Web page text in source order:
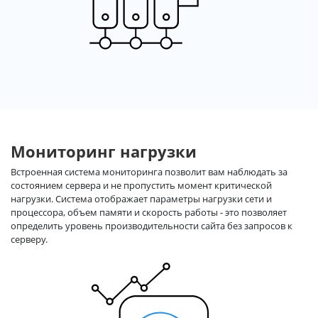
Мониторинг нагрузки
Встроенная система мониторинга позволит вам наблюдать за
состоянием сервера и не пропустить момент критической
нагрузки. Система отображает параметры нагрузки сети и
процессора, объем памяти и скорость работы - это позволяет
определить уровень производительности сайта без запросов к
серверу.